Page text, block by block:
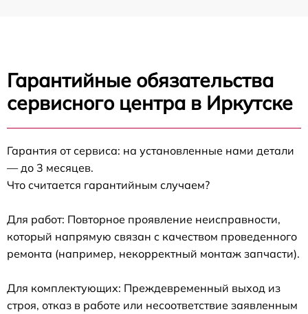
Гарантийные обязательства
сервисного центра в Иркутске
Гарантия от сервиса: на установленные нами детали
— до 3 месяцев.
Что считается гарантийным случаем?
Для работ: Повторное проявление неисправности,
который напрямую связан с качеством проведенного
ремонта (например, некорректный монтаж запчасти).
Для комплектующих: Преждевременный выход из
строя, отказ в работе или несоответствие заявленным